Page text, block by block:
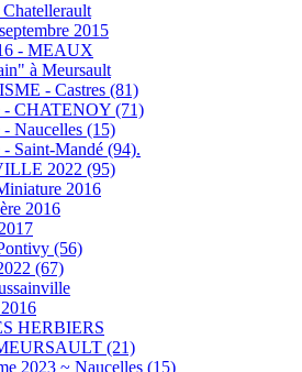
2015
- MEAUX
à Meursault
- Castres (81)
- CHATENOY (71)
Naucelles (15)
Saint-Mandé (94).
2022 (95)
2016
2016
(56)
(67)
HERBIERS
(21)
2023 ~ Naucelles (15)